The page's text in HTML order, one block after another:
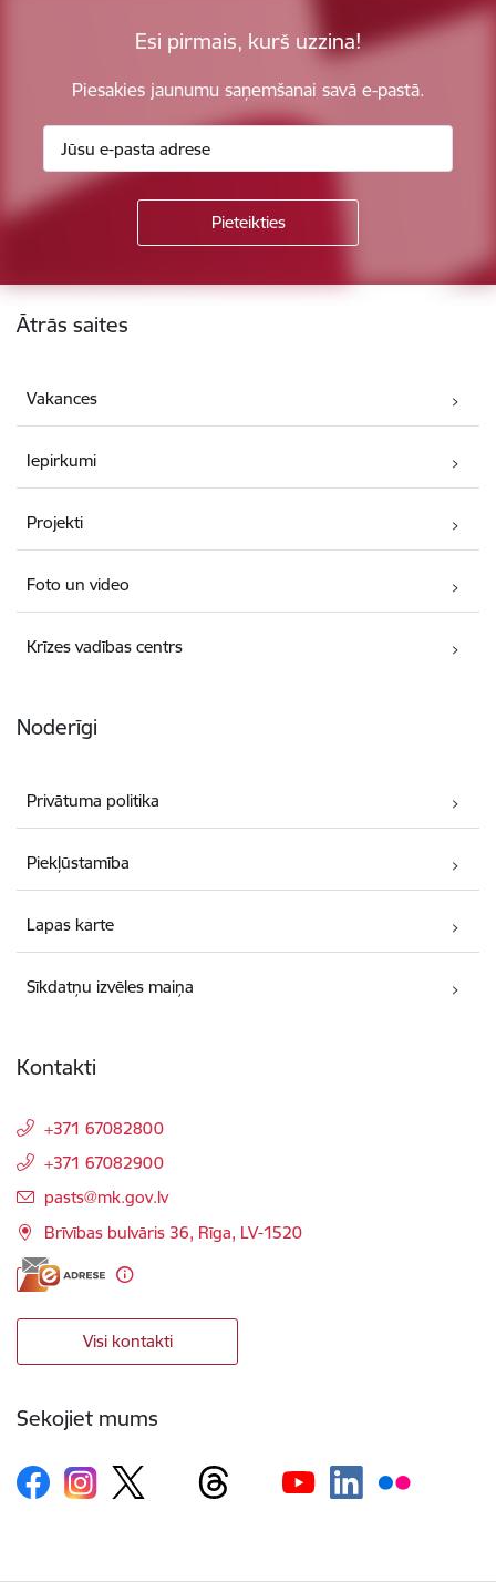
Esi pirmais, kurš uzzina!
Piesakies jaunumu saņemšanai savā e-pastā.
Kājene
Ātrās saites
Vakances
Iepirkumi
Projekti
Foto un video
Krīzes vadības centrs
Noderīgi
Privātuma politika
Piekļūstamība
Lapas karte
Sīkdatņu izvēles maiņa
Kontakti
+371 67082800
+371 67082900
E-pasts:
pasts@mk.gov.lv
Brīvības bulvāris 36, Rīga, LV-1520
Visi kontakti
Sekojiet mums